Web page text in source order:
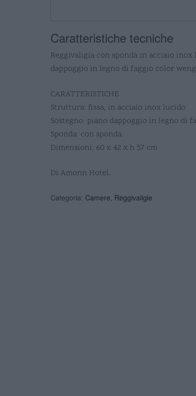
Caratteristiche tecniche
Reggivaligia con sponda in acciaio inox
dappoggio in legno di faggio color
CARATTERISTICHE
Struttura: fissa, in acciaio inox lucido
Sostegno: piano dappoggio in legno di
Sponda: con sponda
Dimensioni: 60 x 42 x h 57 cm
Di Amonn Hotel.
Categoria: Camere, Reggivaligie